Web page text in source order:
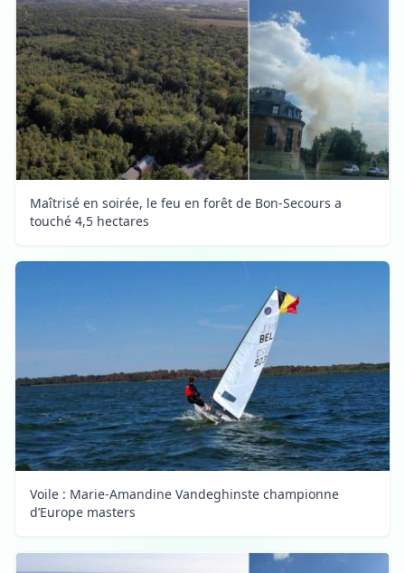
Maîtrisé en soirée, le feu en forêt de Bon-Secours a
touché 4,5 hectares
Voile : Marie-Amandine Vandeghinste championne
d’Europe masters